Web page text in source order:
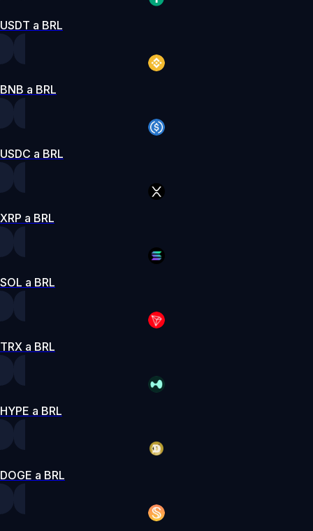
USDT a BRL
BNB a BRL
USDC a BRL
XRP a BRL
SOL a BRL
TRX a BRL
HYPE a BRL
DOGE a BRL